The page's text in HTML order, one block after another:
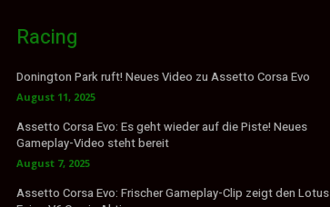
Racing
Donington Park ruft! Neues Video zu Assetto Corsa Evo
August 11, 2025
Assetto Corsa Evo: Es geht wieder auf die Piste! Neues
Gameplay-Video steht bereit
August 7, 2025
Assetto Corsa Evo: Frischer Gameplay-Clip zeigt den Lotus